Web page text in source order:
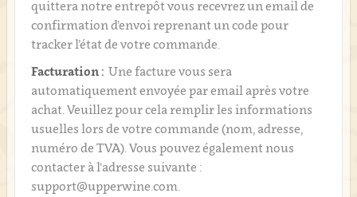
quittera notre entrepôt vous recevrez un email de
confirmation d’envoi reprenant un code pour
tracker l’état de votre commande.
Facturation : Une facture vous sera
automatiquement envoyée par email après votre
achat. Veuillez pour cela remplir les informations
usuelles lors de votre commande (nom, adresse,
numéro de TVA). Vous pouvez également nous
contacter à l'adresse suivante :
support@upperwine.com.